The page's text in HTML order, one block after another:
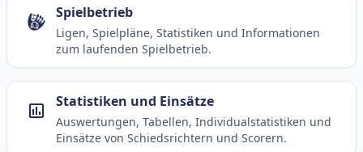
Spielbetrieb
Ligen, Spielpläne, Statistiken und Informationen
zum laufenden Spielbetrieb.
Statistiken und Einsätze
Auswertungen, Tabellen, Individualstatistiken und
Einsätze von Schiedsrichtern und Scorern.